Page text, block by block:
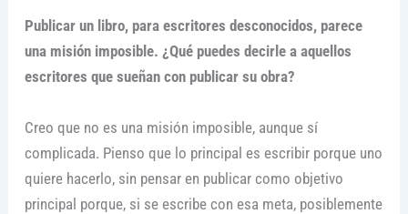
Publicar un libro, para escritores desconocidos, parece
una misión imposible. ¿Qué puedes decirle a aquellos
escritores que sueñan con publicar su obra?
Creo que no es una misión imposible, aunque sí
complicada. Pienso que lo principal es escribir porque uno
quiere hacerlo, sin pensar en publicar como objetivo
principal porque, si se escribe con esa meta, posiblemente